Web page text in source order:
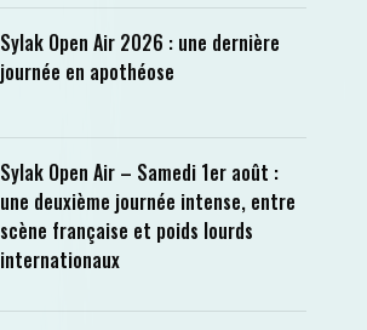
Sylak Open Air 2026 : une dernière
journée en apothéose
Sylak Open Air – Samedi 1er août :
une deuxième journée intense, entre
scène française et poids lourds
internationaux